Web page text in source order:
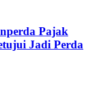
Pajak
Jadi Perda